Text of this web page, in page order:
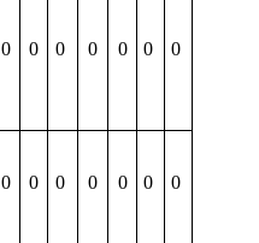
0 0 0 0 0 0 0
0 0 0 0 0 0 0